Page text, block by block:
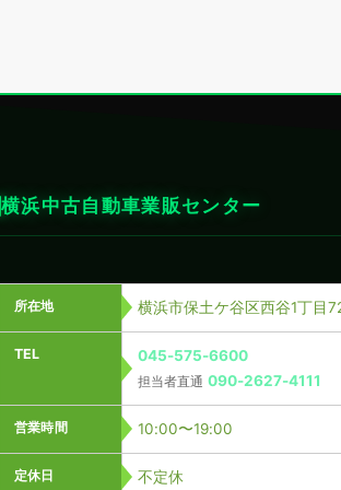
横浜中古自動車業販センター
所在地 横浜市保土ケ谷区西谷1丁目
TEL 045-575-6600
担当者直通 090-2627-4111
営業時間 10:00〜19:00
定休日 不定休